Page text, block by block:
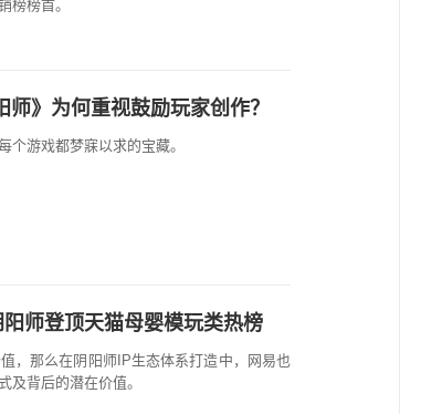
榜榜首。
》为何重视鼓励玩家创作？
个游戏都梦寐以求的宝藏。
师登顶天猫母婴模玩类热榜
，那么在阴阳师IP生态体系打造中，网易也
及背后的潜在价值。